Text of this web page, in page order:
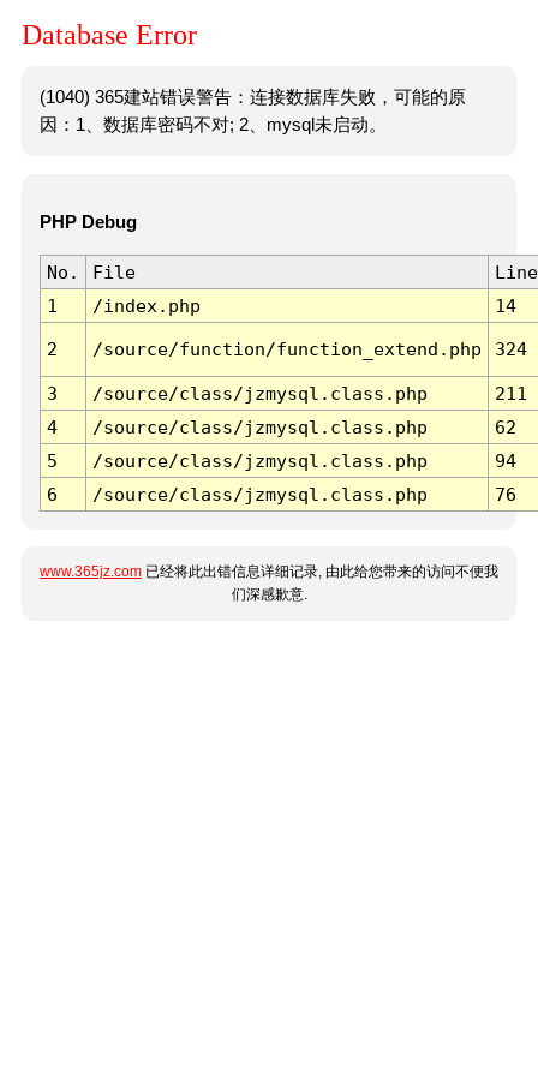
Database Error
(1040) 365建站错误警告：连接数据库失败，可能的原
因：1、数据库密码不对; 2、mysql未启动。
PHP Debug
No. File
Line
1
/index.php 14
2 /source/function/function_extend.php 324
3 /source/class/jzmysql.class.php
211
4
/source/class/jzmysql.class.php
62
5
/source/class/jzmysql.class.php
94
6
/source/class/jzmysql.class.php 76
www.365jz.com 已经将此出错信息详细记录, 由此给您带来的访问不便我
们深感歉意.